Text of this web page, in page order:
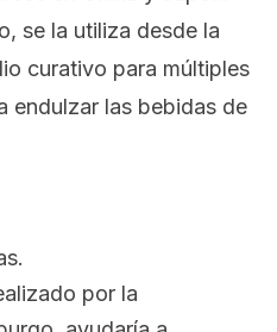
se la utiliza desde la
curativo para múltiples
endulzar las bebidas de
por la